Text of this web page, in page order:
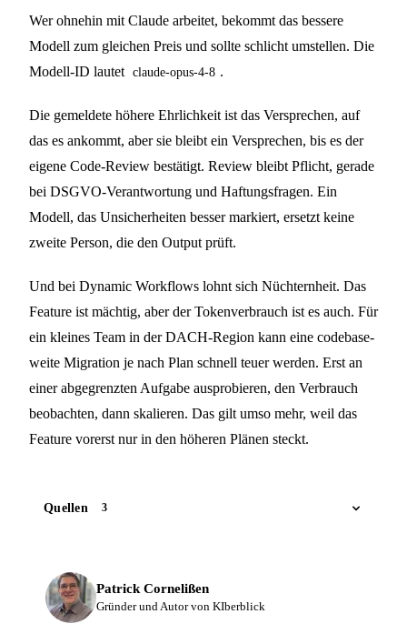
Wer ohnehin mit Claude arbeitet, bekommt das bessere
Modell zum gleichen Preis und sollte schlicht umstellen. Die
Modell-ID lautet claude-opus-4-8 .
Die gemeldete höhere Ehrlichkeit ist das Versprechen, auf
das es ankommt, aber sie bleibt ein Versprechen, bis es der
eigene Code-Review bestätigt. Review bleibt Pflicht, gerade
bei DSGVO-Verantwortung und Haftungsfragen. Ein
Modell, das Unsicherheiten besser markiert, ersetzt keine
zweite Person, die den Output prüft.
Und bei Dynamic Workflows lohnt sich Nüchternheit. Das
Feature ist mächtig, aber der Tokenverbrauch ist es auch. Für
ein kleines Team in der DACH-Region kann eine codebase-
weite Migration je nach Plan schnell teuer werden. Erst an
einer abgegrenzten Aufgabe ausprobieren, den Verbrauch
beobachten, dann skalieren. Das gilt umso mehr, weil das
Feature vorerst nur in den höheren Plänen steckt.
Quellen 3
Patrick Cornelißen
Gründer und Autor von KIberblick